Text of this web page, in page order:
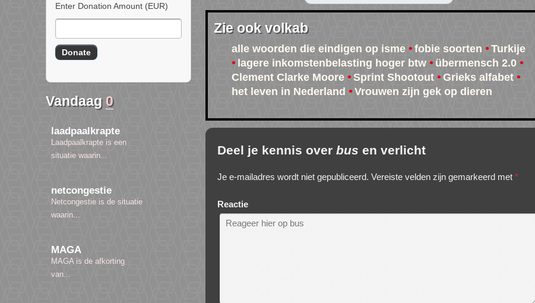
Enter Donation Amount (EUR)
Vandaag 0
laadpaalkrapte
Laadpaalkrapte is een
situatie waarin...
netcongestie
Netcongestie is de situatie
waarin...
MAGA
MAGA is de afkorting
van...
Zie ook volkab
alle woorden die eindigen op isme fobie soorten
Turkije
lagere inkomstenbelasting hoger btw
übermensch 2.0
Clement Clarke Moore
Sprint Shootout
Grieks alfabet
het leven in Nederland
Vrouwen zijn gek op dieren
Deel je kennis over bus en verlicht
Je e-mailadres wordt niet gepubliceerd. Vereiste velden zijn gemarkeerd met *
Reactie